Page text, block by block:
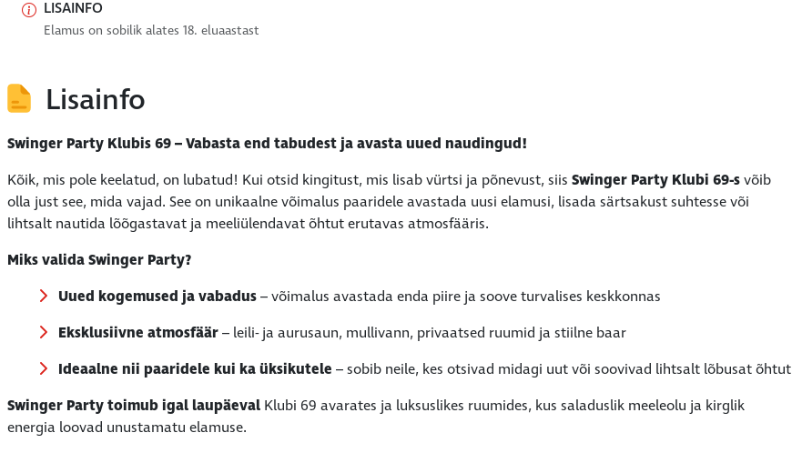
LISAINFO
Elamus on sobilik alates 18. eluaastast
Lisainfo
Swinger Party Klubis 69 – Vabasta end tabudest ja avasta uued naudingud!
Kõik, mis pole keelatud, on lubatud! Kui otsid kingitust, mis lisab vürtsi ja põnevust, siis Swinger Party Klubi 69-svõib
olla just see, mida vajad. See on unikaalne võimalus paaridele avastada uusi elamusi, lisada särtsakust suhtesse või
lihtsalt nautida lõõgastavat ja meeliülendavat õhtut erutavas atmosfääris.
Miks valida Swinger Party?
Uued kogemused ja vabadus– võimalus avastada enda piire ja soove turvalises keskkonnas
Eksklusiivne atmosfäär– leili- ja aurusaun, mullivann, privaatsed ruumid ja stiilne baar
Ideaalne nii paaridele kui ka üksikutele – sobib neile, kes otsivad midagi uut või soovivad lihtsalt lõbusat õhtut
Swinger Party toimub igal laupäeval Klubi 69 avarates ja luksuslikes ruumides, kus saladuslik meeleolu ja kirglik
energia loovad unustamatu elamuse.